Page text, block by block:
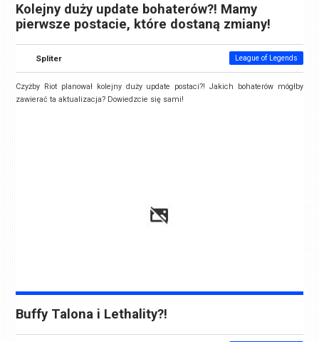
Kolejny duży update bohaterów?! Mamy
pierwsze postacie, które dostaną zmiany!
Spliter League of Legends
Czyżby Riot planował kolejny duży update postaci?! Jakich bohaterów mógłby
zawierać ta aktualizacja? Dowiedzcie się sami!
Buffy Talona i Lethality?!